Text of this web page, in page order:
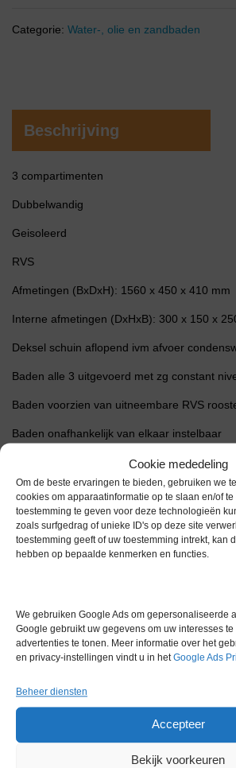
Cookie mededeling
Om de beste ervaringen te bieden, gebruiken we
cookies om apparaatinformatie op te slaan en/of
toestemming te geven voor deze technologieën
zoals surfgedrag of unieke ID's op deze site
toestemming geeft of uw toestemming intrekt, kan
hebben op bepaalde kenmerken en functies.
We gebruiken Google Ads om gepersonaliseerde
Google gebruikt uw gegevens om uw interesses
advertenties te tonen. Meer informatie over het
en privacy-instellingen vindt u in hetGoogle Ads
Beheer diensten
Accepteer
Bekijk voorkeuren
Categorie: Water-, olie en zandbaden
Beschrijving
3 compartimenten
Dubbelwandig
Geisoleerd
RVS
Afmetingen (BxDxH): 1560 x 450 x 410 mm
Interne afmetingen (DxHxB): 300 x 150 x
Deksel schuin aflopend ivm afvoer
Baden alle 3 uitgevoerd met zg constant
Baden voorzien van uitneembare RVS
Baden onafhankelijk van elkaar instelbaar
Temperatuurbereik tot 100°C instelbaar en
Proportioneel geregeld
Beveiligingsthermostaat per bad zijn
380 V
Gewicht 0,0 kg
Conditie
Elbanton